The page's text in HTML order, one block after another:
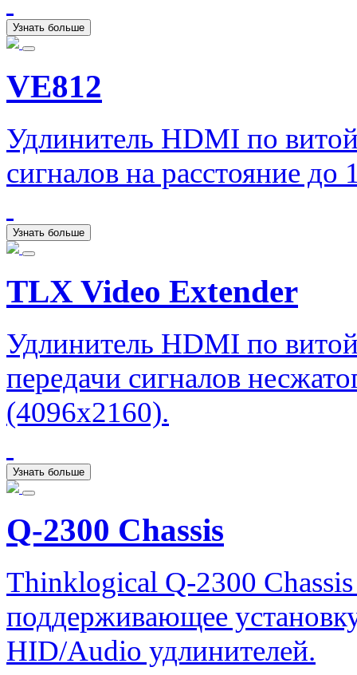
Узнать больше
VE812
Удлинитель HDMI по
сигналов на расстояние
Узнать больше
TLX Video Extender
Удлинитель HDMI по
передачи сигналов
(4096x2160).
Узнать больше
Q-2300 Chassis
Thinklogical Q-2300
поддерживающее
HID/Audio удлинителей.